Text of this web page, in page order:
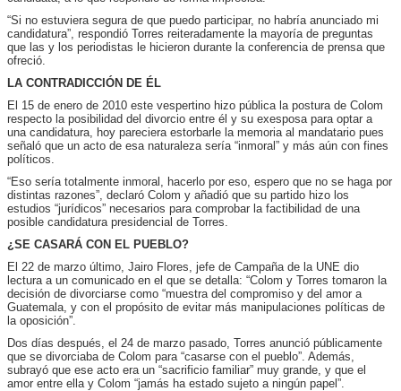
“Si no estuviera segura de que puedo participar, no habría anunciado mi
candidatura”, respondió Torres reiteradamente la mayoría de preguntas
que las y los periodistas le hicieron durante la conferencia de prensa que
ofreció.
LA CONTRADICCIÓN DE ÉL
El 15 de enero de 2010 este vespertino hizo pública la postura de Colom
respecto la posibilidad del divorcio entre él y su exesposa para optar a
una candidatura, hoy pareciera estorbarle la memoria al mandatario pues
señaló que un acto de esa naturaleza sería “inmoral” y más aún con fines
políticos.
“Eso sería totalmente inmoral, hacerlo por eso, espero que no se haga por
distintas razones”, declaró Colom y añadió que su partido hizo los
estudios “jurídicos” necesarios para comprobar la factibilidad de una
posible candidatura presidencial de Torres.
¿SE CASARÁ CON EL PUEBLO?
El 22 de marzo último, Jairo Flores, jefe de Campaña de la UNE dio
lectura a un comunicado en el que se detalla: “Colom y Torres tomaron la
decisión de divorciarse como “muestra del compromiso y del amor a
Guatemala, y con el propósito de evitar más manipulaciones políticas de
la oposición”.
Dos días después, el 24 de marzo pasado, Torres anunció públicamente
que se divorciaba de Colom para “casarse con el pueblo”. Además,
subrayó que ese acto era un “sacrificio familiar” muy grande, y que el
amor entre ella y Colom “jamás ha estado sujeto a ningún papel”.